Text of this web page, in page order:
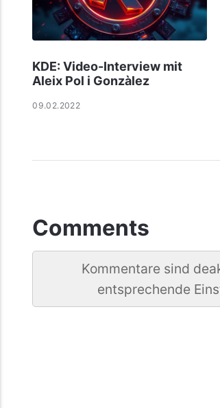
KDE: Video-Interview mit
Aleix Pol i Gonzàlez
09.02.2022
Comments
Kommentare sind
entsprechende